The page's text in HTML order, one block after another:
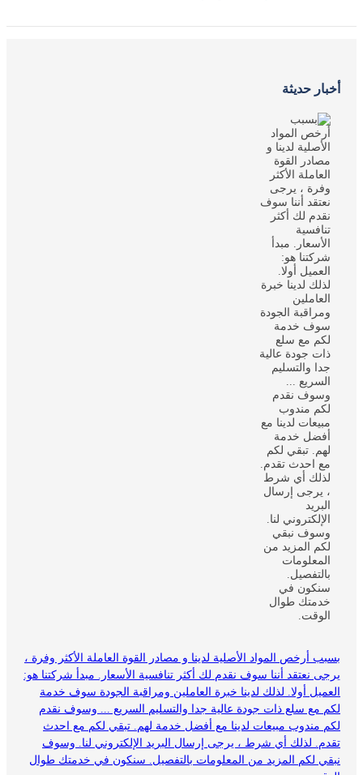
أخبار حديثة
بسبب أرخص المواد الأصلية لدينا و مصادر القوة العاملة الأكثر وفرة ،
يرجى نعتقد أننا سوف نقدم لك أكثر تنافسية الأسعار. مبدأ شركتنا هو:
العميل أولا. لذلك لدينا خبرة العاملين ومراقبة الجودة سوف خدمة
لكم مع سلع ذات جودة عالية جدا والتسليم السريع ... وسوف نقدم
لكم مندوب مبيعات لدينا مع أفضل خدمة لهم. تبقي لكم مع احدث
تقدم. لذلك أي شرط ، يرجى إرسال البريد الإلكتروني لنا. وسوف
نبقي لكم المزيد من المعلومات بالتفصيل. سنكون في خدمتك طوال